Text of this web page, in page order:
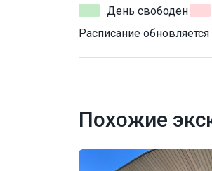
День свободен
Расписание
Похожие